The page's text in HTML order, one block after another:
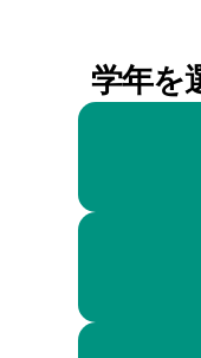
学年を